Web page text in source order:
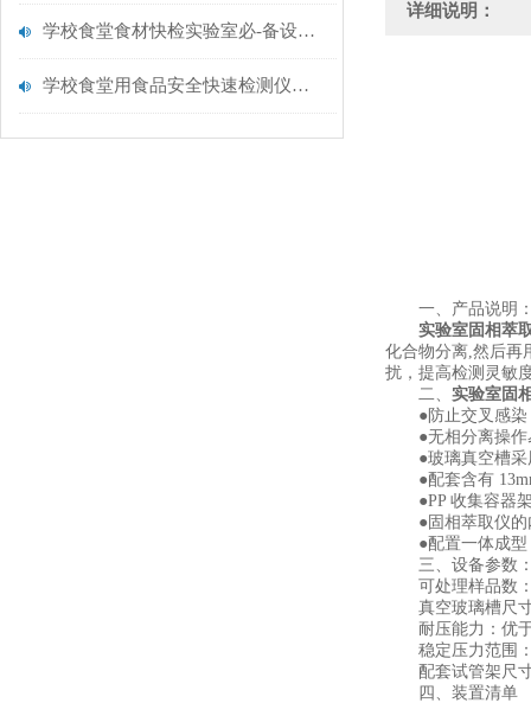
学校食堂食材快检实验室必-备设备清单【云唐仪器推荐】
学校食堂用食品安全快速检测仪器【行业推荐】云唐食品安全检测仪
详细说明：
一、产品说明
实验室固相萃
化合物分离,然后再
扰，提高检测灵敏
二、 实验室固
●防止交叉感染，
●无相分离操作
●玻璃真空槽采用
●配套含有 13mm
●PP 收集容器架
●固相萃取仪的
●配置一体成型
三、设备参数
可处理样品数：
真空玻璃槽尺寸
耐压能力：优于
稳定压力范围：
配套试管架尺寸
四、装置清单